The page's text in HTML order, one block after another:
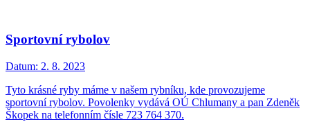
Sportovní rybolov
Datum: 2. 8. 2023
Tyto krásné ryby máme v našem rybníku, kde provozujeme
sportovní rybolov. Povolenky vydává OÚ Chlumany a pan Zdeněk
Škopek na telefonním čísle 723 764 370.